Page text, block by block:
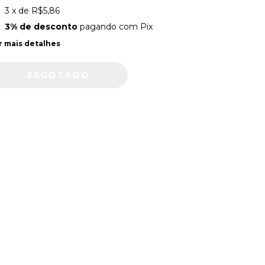
3 x de R$5,86
3% de descontopagando com Pix
mais detalhes